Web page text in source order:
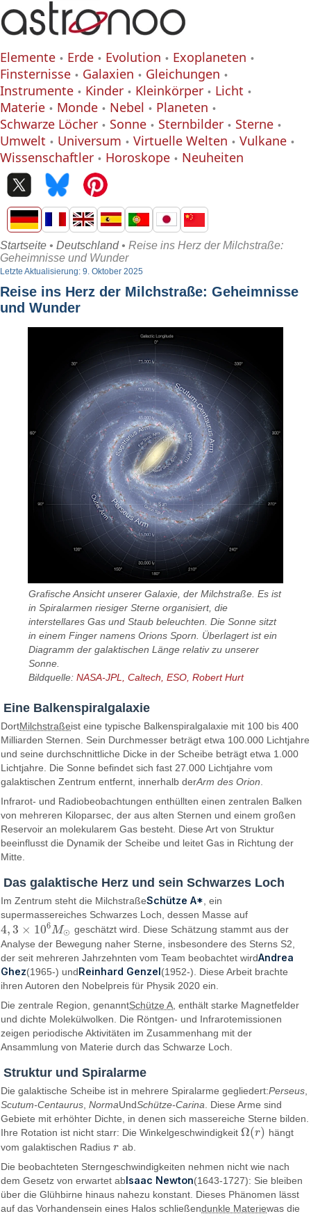
Elemente Erde Evolution
Exoplaneten
Finsternisse
Galaxien
Gleichungen
Instrumente
Kinder Kleinkörper
Licht
Materie
Monde Nebel
Planeten
Schwarze Löcher
Sonne Sternbilder
Sterne
Umwelt
Universum Virtuelle Welten
Vulkane
Wissenschaftler
Horoskope Neuheiten
Startseite • Deutschland• Reise ins Herz der Milchstraße:
Geheimnisse und Wunder
Letzte Aktualisierung: 9. Oktober 2025
Reise ins Herz der Milchstraße: Geheimnisse
und Wunder
Grafische Ansicht unserer Galaxie, der Milchstraße. Es ist
in Spiralarmen riesiger Sterne organisiert, die
interstellares Gas und Staub beleuchten. Die Sonne sitzt
in einem Finger namens Orions Sporn. Überlagert ist ein
Diagramm der galaktischen Länge relativ zu unserer
Sonne.
Bildquelle: NASA-JPL, Caltech, ESO, Robert Hurt
Eine Balkenspiralgalaxie
DortMilchstraßeist eine typische Balkenspiralgalaxie mit 100 bis 400
Milliarden Sternen. Sein Durchmesser beträgt etwa 100.000 Lichtjahre
und seine durchschnittliche Dicke in der Scheibe beträgt etwa 1.000
Lichtjahre. Die Sonne befindet sich fast 27.000 Lichtjahre vom
galaktischen Zentrum entfernt, innerhalb derArm des Orion
Infrarot- und Radiobeobachtungen enthüllten einen zentralen Balken
von mehreren Kiloparsec, der aus alten Sternen und einem großen
Reservoir an molekularem Gas besteht. Diese Art von Struktur
beeinflusst die Dynamik der Scheibe und leitet Gas in Richtung der
Mitte.
Das galaktische Herz und sein Schwarzes Loch
Im Zentrum steht die MilchstraßeSchütze A*, ein
supermassereiches Schwarzes Loch, dessen Masse auf
4, 3 × 106M⊙
4,3× 10 6M⊙
geschätzt wird. Diese Schätzung stammt aus der
Analyse der Bewegung naher Sterne, insbesondere des Sterns S2,
der seit mehreren Jahrzehnten vom Team beobachtet wirdAndrea
Ghez(1965-) undReinhard Genzel(1952-). Diese Arbeit brachte
ihren Autoren den Nobelpreis für Physik 2020 ein.
Die zentrale Region, genanntSchütze A, enthält starke Magnetfelder
und dichte Molekülwolken. Die Röntgen- und Infrarotemissionen
zeigen periodische Aktivitäten im Zusammenhang mit der
Ansammlung von Materie durch das Schwarze Loch.
Struktur und Spiralarme
Die galaktische Scheibe ist in mehrere Spiralarme gegliedert:Perseus,
Scutum-Centaurus,NormaUndSchütze-Carina. Diese Arme sind
Gebiete mit erhöhter Dichte, in denen sich massereiche Sterne bilden.
Ihre Rotation ist nicht starr: Die Winkelgeschwindigkeit Ω(r)
Ω(r)
hängt
vom galaktischen Radiusr
r ab.
Die beobachteten Sterngeschwindigkeiten nehmen nicht wie nach
dem Gesetz von erwartet abIsaac Newton(1643-1727): Sie bleiben
über die Glühbirne hinaus nahezu konstant. Dieses Phänomen lässt
auf das Vorhandensein eines Halos schließendunkle Materiewas die